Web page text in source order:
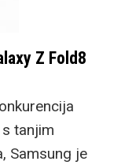
Z Fold8
tanjim
Samsung je